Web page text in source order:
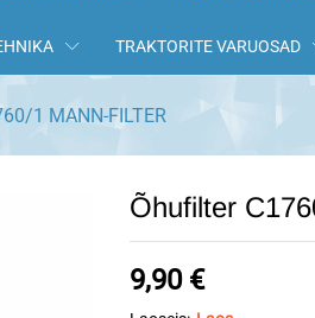
TRAKTORITE VARUOSAD
1 MANN-FILTER
Õhufilter
9,90 €